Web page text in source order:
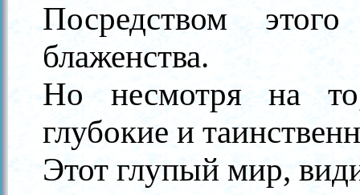
Посредством
блаженства.
Но несмотря на
глубокие и
Этот глупый мир,